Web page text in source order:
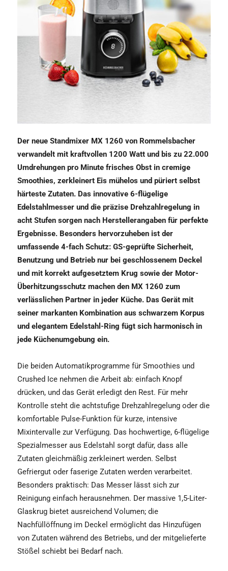
Der neue Standmixer MX 1260 von Rommelsbacher
verwandelt mit kraftvollen 1200 Watt und bis zu 22.000
Umdrehungen pro Minute frisches Obst in cremige
Smoothies, zerkleinert Eis mühelos und püriert selbst
härteste Zutaten. Das innovative 6-flügelige
Edelstahlmesser und die präzise Drehzahlregelung in
acht Stufen sorgen nach Herstellerangaben für perfekte
Ergebnisse. Besonders hervorzuheben ist der
umfassende 4-fach Schutz: GS-geprüfte Sicherheit,
Benutzung und Betrieb nur bei geschlossenem Deckel
und mit korrekt aufgesetztem Krug sowie der Motor-
Überhitzungsschutz machen den MX 1260 zum
verlässlichen Partner in jeder Küche. Das Gerät mit
seiner markanten Kombination aus schwarzem Korpus
und elegantem Edelstahl-Ring fügt sich harmonisch in
jede Küchenumgebung ein.
Die beiden Automatikprogramme für Smoothies und
Crushed Ice nehmen die Arbeit ab: einfach Knopf
drücken, und das Gerät erledigt den Rest. Für mehr
Kontrolle steht die achtstufige Drehzahlregelung oder die
komfortable Pulse-Funktion für kurze, intensive
Mixintervalle zur Verfügung. Das hochwertige, 6-flügelige
Spezialmesser aus Edelstahl sorgt dafür, dass alle
Zutaten gleichmäßig zerkleinert werden. Selbst
Gefriergut oder faserige Zutaten werden verarbeitet.
Besonders praktisch: Das Messer lässt sich zur
Reinigung einfach herausnehmen. Der massive 1,5-Liter-
Glaskrug bietet ausreichend Volumen; die
Nachfüllöffnung im Deckel ermöglicht das Hinzufügen
von Zutaten während des Betriebs, und der mitgelieferte
Stößel schiebt bei Bedarf nach.